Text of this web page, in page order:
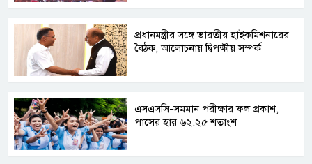
প্রধানমন্ত্রীর সঙ্গে ভারতীয় হাইকমিশনারের
বৈঠক, আলোচনায় দ্বিপক্ষীয় সম্পর্ক
এসএসসি-সমমান পরীক্ষার ফল প্রকাশ,
পাসের হার ৬২.২৫ শতাংশ